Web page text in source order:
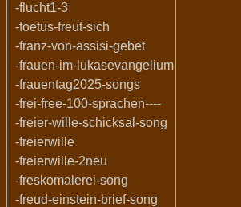
-flucht1-3
-foetus-freut-sich
-franz-von-assisi-gebet
-frauen-im-lukasevangelium
-frauentag2025-songs
-frei-free-100-sprachen----
-freier-wille-schicksal-song
-freierwille
-freierwille-2neu
-freskomalerei-song
-freud-einstein-brief-song